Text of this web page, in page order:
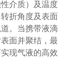
介质）及温度
折角度及表面
。当携带液滴
面并聚结，最
现气液的高效